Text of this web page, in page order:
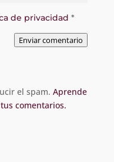
de privacidad *
Enviar comentario
el spam. Aprende
comentarios.